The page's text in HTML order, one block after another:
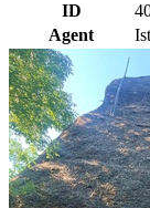
ID
Agent